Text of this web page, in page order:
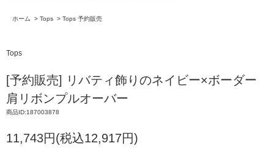
ホーム > Tops > Tops 予約販売
Tops
[予約販売] リバティ飾りのネイビー×ボーダー
肩リボンプルオーバー
商品ID:187003878
11,743円(税込12,917円)